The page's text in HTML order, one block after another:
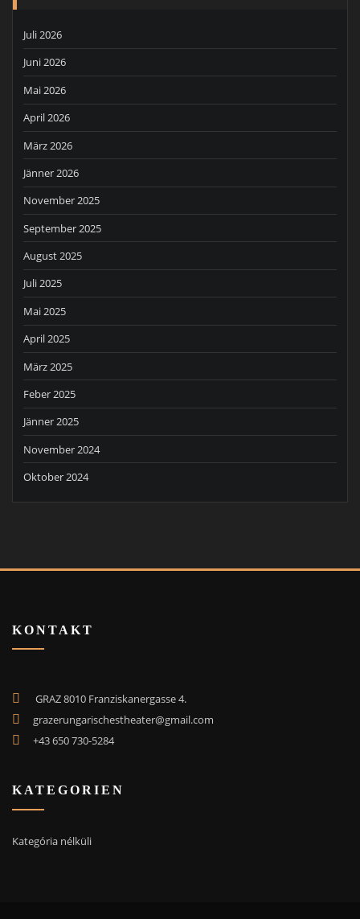
Juli 2026
Juni 2026
Mai 2026
April 2026
März 2026
Jänner 2026
November 2025
September 2025
August 2025
Juli 2025
Mai 2025
April 2025
März 2025
Feber 2025
Jänner 2025
November 2024
Oktober 2024
KONTAKT
GRAZ 8010 Franziskanergasse 4.
grazerungarischestheater@gmail.com
+43 650 730-5284
KATEGORIEN
Kategória nélküli